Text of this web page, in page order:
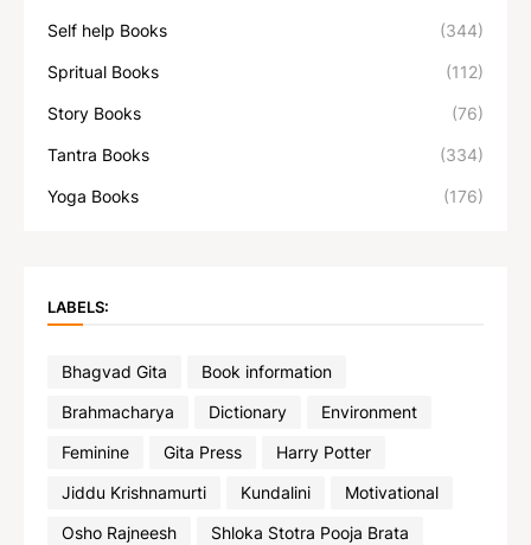
Self help Books (344)
Spritual Books (112)
Story Books (76)
Tantra Books (334)
Yoga Books (176)
LABELS:
Bhagvad Gita
Book information
Brahmacharya
Dictionary
Environment
Feminine
Gita Press
Harry Potter
Jiddu Krishnamurti
Kundalini
Motivational
Osho Rajneesh
Shloka Stotra Pooja Brata